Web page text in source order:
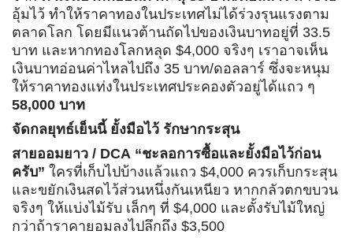
อุ้มไว้ ทำให้ราคาทองในประเทศไม่ได้ร่วงรุนแรงตาม
ตลาดโลก โดยมีแนวต้านถัดไปของเงินบาทอยู่ที่ 33.5
บาท และหากทองโลกหลุด $4,000 จริงๆ เราอาจเห็น
เงินบาทอ่อนค่าไหลไปถึง 35 บาท/ดอลลาร์ ซึ่งจะหนุม
ให้ราคาทองแท่งในประเทศประคองตัวอยู่ได้แถว ๆ
58,000 บาท
จัดกลยุทธ์เย็นนี้ ยั้งมือไว้ รักษากระสุน
สายออมยาว / DCA “ชะลอการซื้อและยั้งมือไว้ก่อน
ครับ” ใครที่เก็บไปบ้างแล้วแถว $4,000 ควรเก็บกระสุน
และขยักเงินสดไว้ส่วนหนึ่งกันเหนียว หากกลัวตกขบวน
จริงๆ ให้แบ่งไม้รับ เล็กๆ ที่ $4,000 และตั้งรับไม้ใหญ่
กว่าถ้าราคายอมลงไปลึกถึง $3,500